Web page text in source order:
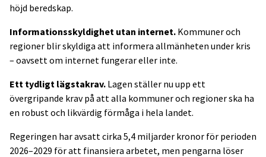
höjd beredskap.
Informationsskyldighet utan internet. Kommuner och
regioner blir skyldiga att informera allmänheten under kris
– oavsett om internet fungerar eller inte.
Ett tydligt lägstakrav. Lagen ställer nu upp ett
övergripande krav på att alla kommuner och regioner ska ha
en robust och likvärdig förmåga i hela landet.
Regeringen har avsatt cirka 5,4 miljarder kronor för perioden
2026–2029 för att finansiera arbetet, men pengarna löser